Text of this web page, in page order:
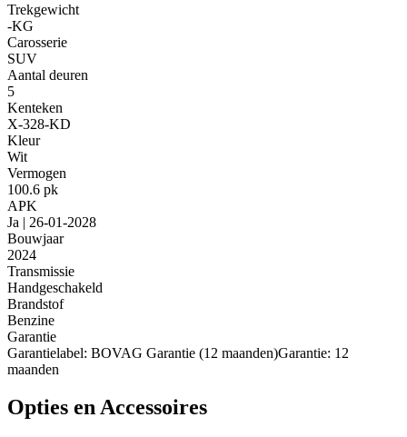
Trekgewicht
-KG
Carosserie
SUV
Aantal deuren
5
Kenteken
X-328-KD
Kleur
Wit
Vermogen
100.6 pk
APK
Ja | 26-01-2028
Bouwjaar
2024
Transmissie
Handgeschakeld
Brandstof
Benzine
Garantie
Garantielabel: BOVAG Garantie (12 maanden)Garantie: 12
maanden
Opties en Accessoires